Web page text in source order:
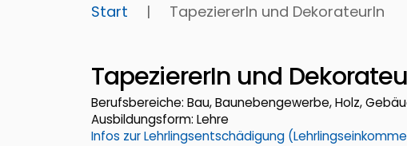
Start | TapeziererIn und DekorateurIn
TapeziererIn und
Berufsbereiche: Bau, Baunebengewerbe, Holz,
Ausbildungsform: Lehre
Infos zur Lehrlingsentschädigung